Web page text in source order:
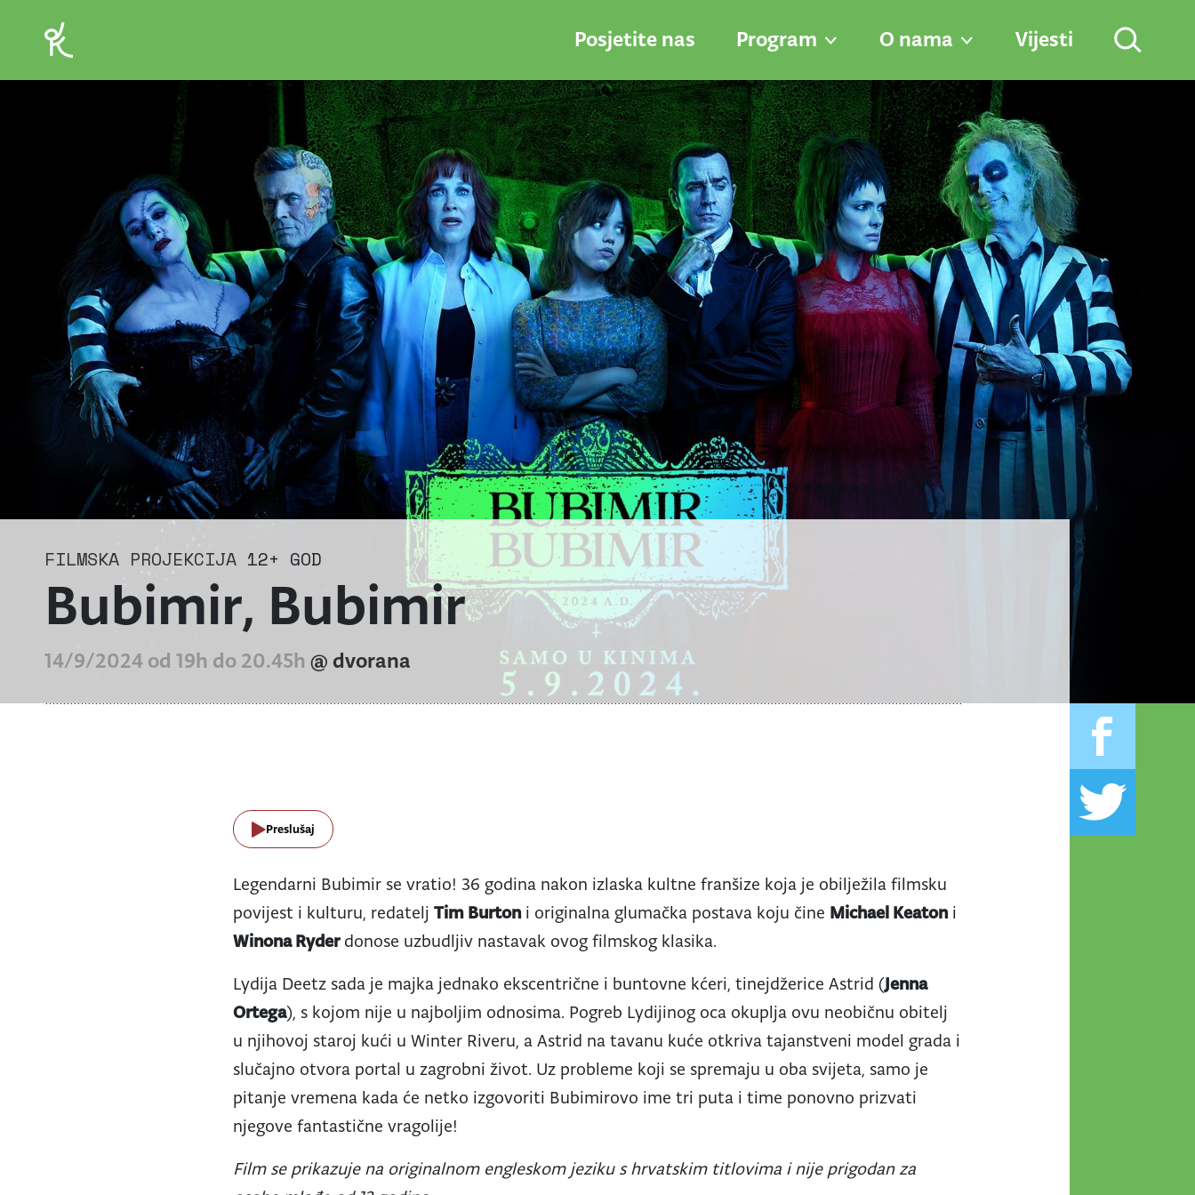
Posjetite nas Program O nama Vijesti
FILMSKA PROJEKCIJA 12+ GOD
Bubimir, Bubimir
14/9/2024 od 19h do 20.45h @ dvorana
Preslušaj
Legendarni Bubimir se vratio! 36 godina nakon izlaska kultne franšize koja je obilježila filmsku
povijest i kulturu, redateljTim Burtoni originalna glumačka postava koju čine Michael Keatoni
Winona Ryderdonose uzbudljiv nastavak ovog filmskog klasika.
Lydija Deetz sada je majka jednako ekscentrične i buntovne kćeri, tinejdžerice Astrid (Jenna
Ortega), s kojom nije u najboljim odnosima. Pogreb Lydijinog oca okuplja ovu neobičnu obitelj
u njihovoj staroj kući u Winter Riveru, a Astrid na tavanu kuće otkriva tajanstveni model grada i
slučajno otvora portal u zagrobni život. Uz probleme koji se spremaju u oba svijeta, samo je
pitanje vremena kada će netko izgovoriti Bubimirovo ime tri puta i time ponovno prizvati
njegove fantastične vragolije!
Film se prikazuje na originalnom engleskom jeziku s hrvatskim titlovima i nije prigodan za